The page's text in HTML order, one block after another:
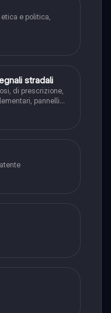
e politica,
stradali
di prescrizione,
pannelli
segnalazioni
per l‘arresto,